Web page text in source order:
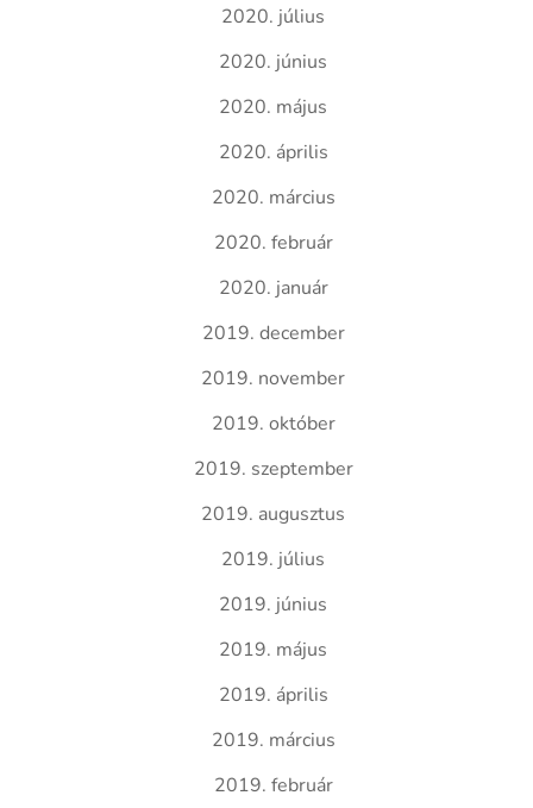
2020. július
2020. június
2020. május
2020. április
2020. március
2020. február
2020. január
2019. december
2019. november
2019. október
2019. szeptember
2019. augusztus
2019. július
2019. június
2019. május
2019. április
2019. március
2019. február